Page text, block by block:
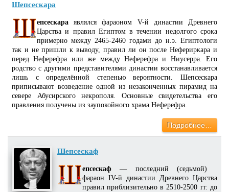
Шепсескара
епсескара являлся фараоном V-й династии Древнего
Царства и правил Египтом в течении недолгого срока
примерно между 2465-2460 годами до н.э. Египтологи
так и не пришли к выводу, правил ли он после Нефериркара и
перед Неферефра или же между Неферефра и Ниусерра. Его
родство с другими представителями династии восстанавливается
лишь с определённой степенью вероятности. Шепсескара
приписывают возведение одной из незаконченных пирамид на
севере Абусирского некрополя. Основные свидетельства его
правления получены из заупокойного храма Неферефра.
Подробнее…
Шепсескаф
епсескаф— последний (седьмой)
фараон IV-й династии Древнего Царства
правил приблизительно в 2510-2500 гг. до